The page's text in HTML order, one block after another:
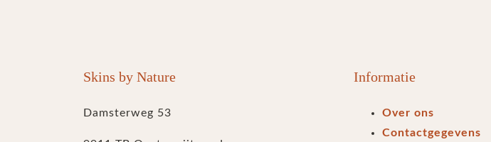
Skins by Nature
Damsterweg 53
Informatie
Over ons
Contactgegevens